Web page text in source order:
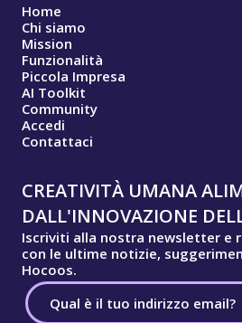
Home
Chi siamo
Mission
Funzionalità
Piccola Impresa
AI Toolkit
Community
Accedi
Contattaci
CREATIVITÀ UMANA
DALL'INNOVAZIONE
Iscriviti alla nostra newsletter e
con le ultime notizie,
Hocoos.